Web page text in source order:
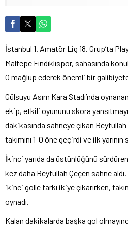
İstanbul 1. Amatör Lig 18. Grup’ta
Maltepe Fındıklıspor, sahasında
0 mağlup ederek önemli bir
Gülsuyu Asım Kara Stadı’nda
ekip, etkili oyununu skora yansıtmayı
dakikasında sahneye çıkan
takımını 1-0 öne geçirdi ve ilk
İkinci yarıda da üstünlüğünü sürdüren
kez daha Beytullah Çeçen sahne
ikinci golle farkı ikiye çıkarırken,
oynadı.
Kalan dakikalarda başka gol